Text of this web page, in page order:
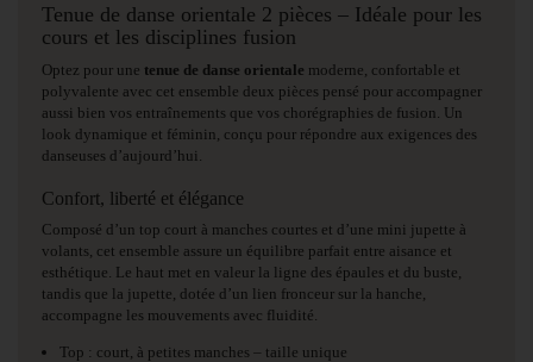
Tenue de danse orientale 2 pièces – Idéale pour les
cours et les disciplines fusion
Optez pour une tenue de danse orientale moderne, confortable et
polyvalente avec cet ensemble deux pièces pensé pour accompagner
aussi bien vos entraînements que vos chorégraphies de fusion. Un
look dynamique et féminin, conçu pour répondre aux exigences des
danseuses d’aujourd’hui.
Confort, liberté et élégance
Composé d’un top court à manches courtes et d’une mini jupette à
volants, cet ensemble assure un équilibre parfait entre aisance et
esthétique. Le haut met en valeur la ligne des épaules et du buste,
tandis que la jupette, dotée d’un lien fronceur sur la hanche,
accompagne les mouvements avec fluidité.
Top : court, à petites manches – taille unique